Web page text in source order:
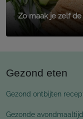
Zo maak je zelf
Gezond eten
Gezond ontbijten
Gezonde avondmaaltijd